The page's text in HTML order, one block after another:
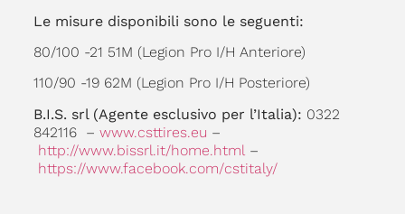
Le misure disponibili sono le seguenti:
80/100 -21 51M (Legion Pro I/H Anteriore)
110/90 -19 62M (Legion Pro I/H Posteriore)
B.I.S. srl (Agente esclusivo per l’Italia): 0322
842116 – www.csttires.eu –
http://www.bissrl.it/home.html –
https://www.facebook.com/cstitaly/